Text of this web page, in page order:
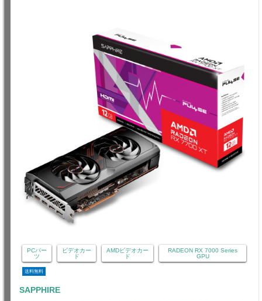
PCパー
ツ
ビデオカー
ド
AMDビデオカー
ド
RADEON RX 7000 Series
GPU
送料無料
SAPPHIRE